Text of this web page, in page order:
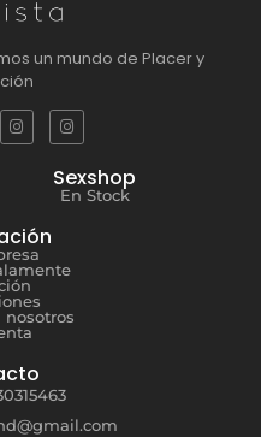
un mundo de Placer y
Sexshop
En Stock
nosotros